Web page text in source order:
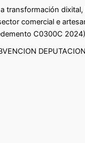
transformación
comercial e
C0300C 2024)